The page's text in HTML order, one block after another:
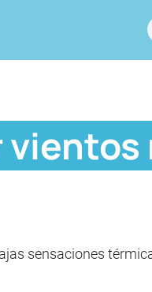
sensaciones